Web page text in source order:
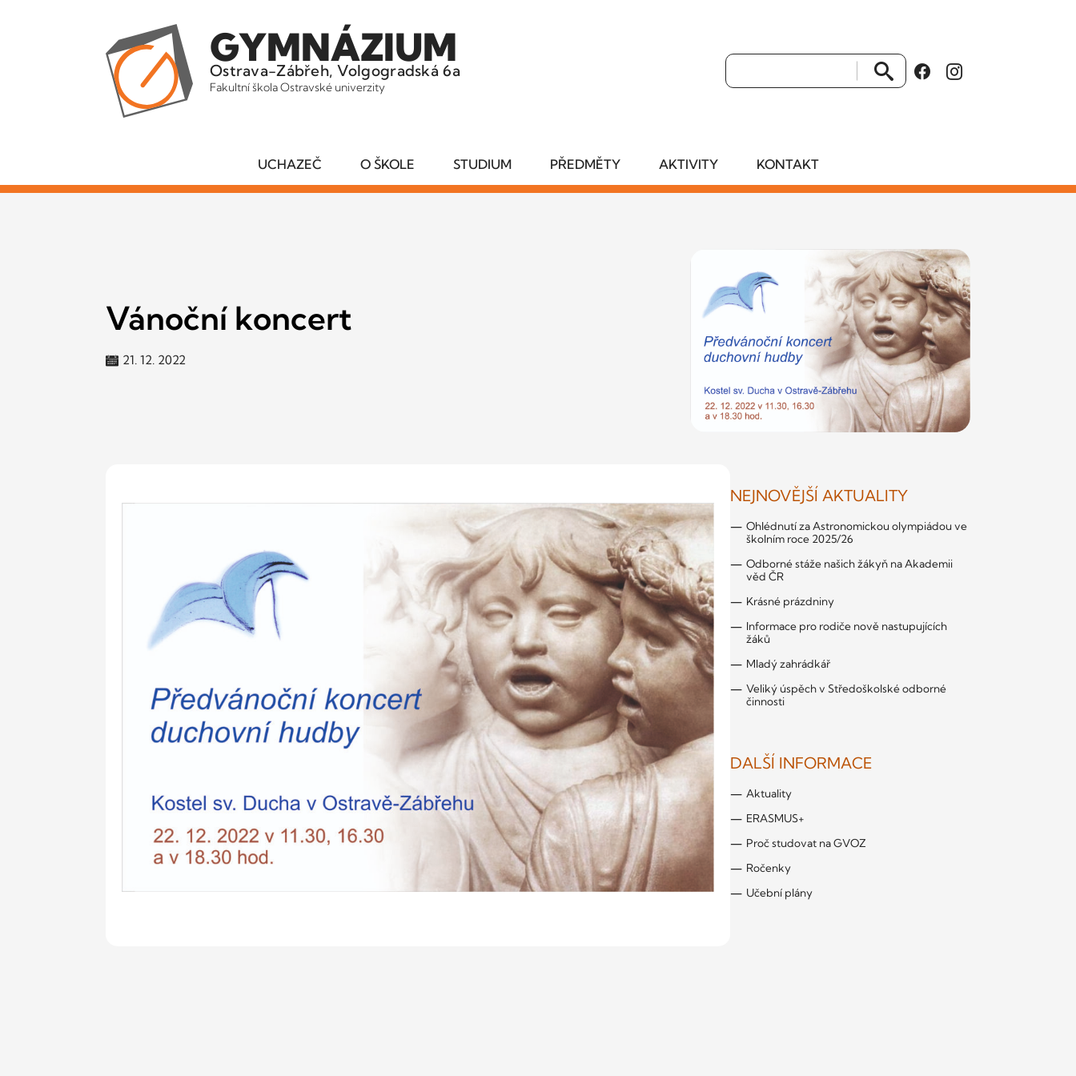
GYMNÁZIUM
Ostrava-Zábřeh, Volgogradská 6a
Fakultní škola Ostravské univerzity VYHLEDAT
UCHAZEČ O ŠKOLE STUDIUM PŘEDMĚTY AKTIVITY KONTAKT
Vánoční koncert
21. 12. 2022
NEJNOVĚJŠÍ AKTUALITY
Ohlédnutí za Astronomickou olympiádou ve
školním roce 2025/26
Odborné stáže našich žákyň na Akademii
věd ČR
Krásné prázdniny
Informace pro rodiče nově nastupujících
žáků
Mladý zahrádkář
Veliký úspěch v Středoškolské odborné
činnosti
DALŠÍ INFORMACE
Aktuality
ERASMUS+
Proč studovat na GVOZ
Ročenky
Učební plány